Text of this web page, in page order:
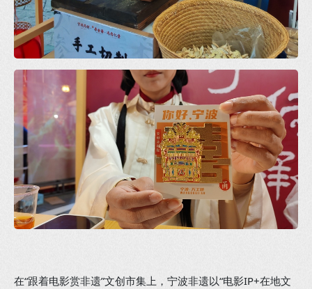
在“跟着电影赏非遗”文创市集上，宁波非遗以“电影IP+在地文